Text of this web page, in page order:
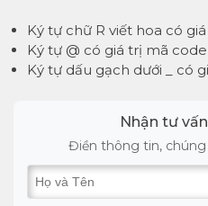
Ký tự chữ R viết hoa có
Ký tự @ có giá trị mã
Ký tự dấu gạch dưới _ có
Nhận tư
Điền thông tin, chúng